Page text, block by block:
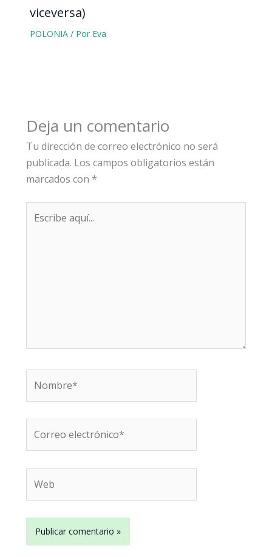
viceversa)
POLONIA/ Por Eva
Deja un comentario
Tu dirección de correo electrónico no será
publicada. Los campos obligatorios están
marcados con *
aquí...
electrónico*